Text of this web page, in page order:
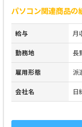
パソコン関連商品
給与 月
勤務地 長
雇用形態 派
会社名 日